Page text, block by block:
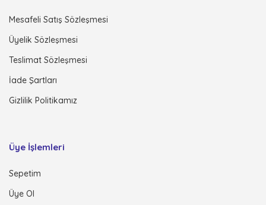
Mesafeli Satış Sözleşmesi
Üyelik Sözleşmesi
Teslimat Sözleşmesi
İade Şartları
Gizlilik Politikamız
Üye İşlemleri
Sepetim
Üye Ol